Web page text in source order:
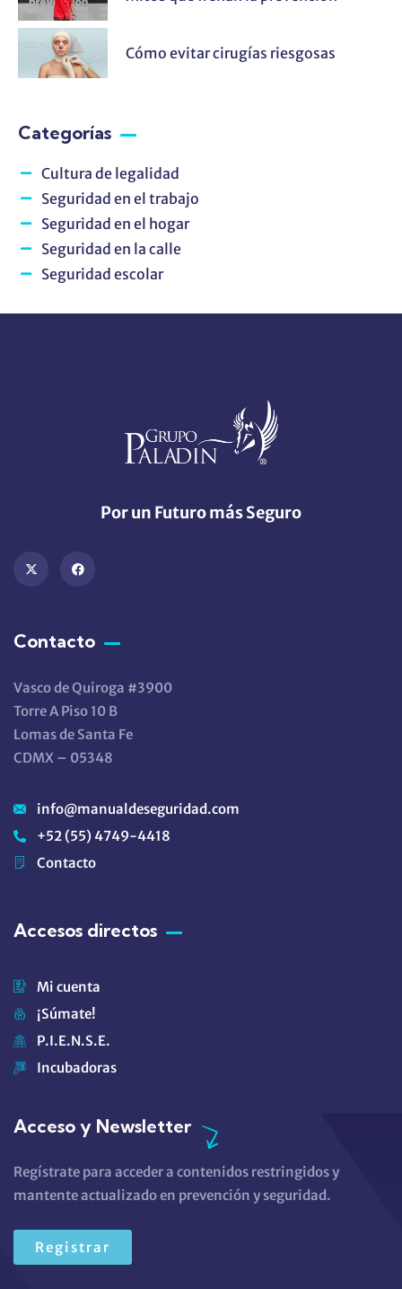
Cómo evitar cirugías riesgosas
Categorías
Cultura de legalidad
Seguridad en el trabajo
Seguridad en el hogar
Seguridad en la calle
Seguridad escolar
Por un Futuro más Seguro
Contacto
Vasco de Quiroga #3900
Torre A Piso 10 B
Lomas de Santa Fe
CDMX – 05348
info@manualdeseguridad.com
+52 (55) 4749-4418
Contacto
Accesos directos
Mi cuenta
¡Súmate!
P.I.E.N.S.E.
Incubadoras
Acceso y Newsletter
Regístrate para acceder a contenidos restringidos y
mantente actualizado en prevención y seguridad.
Registrar